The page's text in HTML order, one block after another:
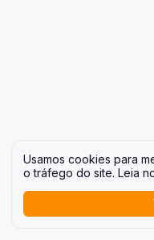
Usamos cookies para
o tráfego do site. Leia